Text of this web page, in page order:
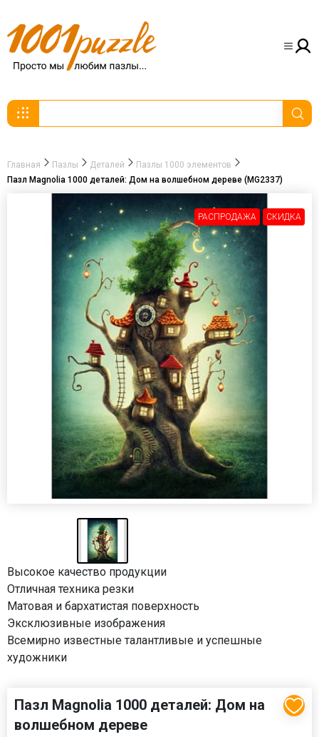
Главная Пазлы Деталей
Пазлы 1000 элементов
Пазл Magnolia 1000 деталей: Дом на волшебном дереве (MG2337)
РАСПРОДАЖА СКИДКА
Высокое качество продукции
Отличная техника резки
Матовая и бархатистая поверхность
Эксклюзивные изображения
Всемирно известные талантливые и успешные
художники
Пазл Magnolia 1000 деталей: Дом на
волшебном дереве